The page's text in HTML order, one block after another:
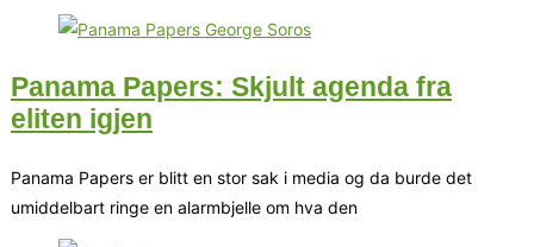
Panama Papers: Skjult agenda fra
eliten igjen
Panama Papers er blitt en stor sak i media og da burde det
umiddelbart ringe en alarmbjelle om hva den